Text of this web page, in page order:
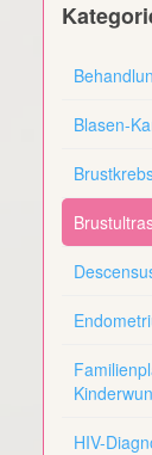
Blasen-
HIV-